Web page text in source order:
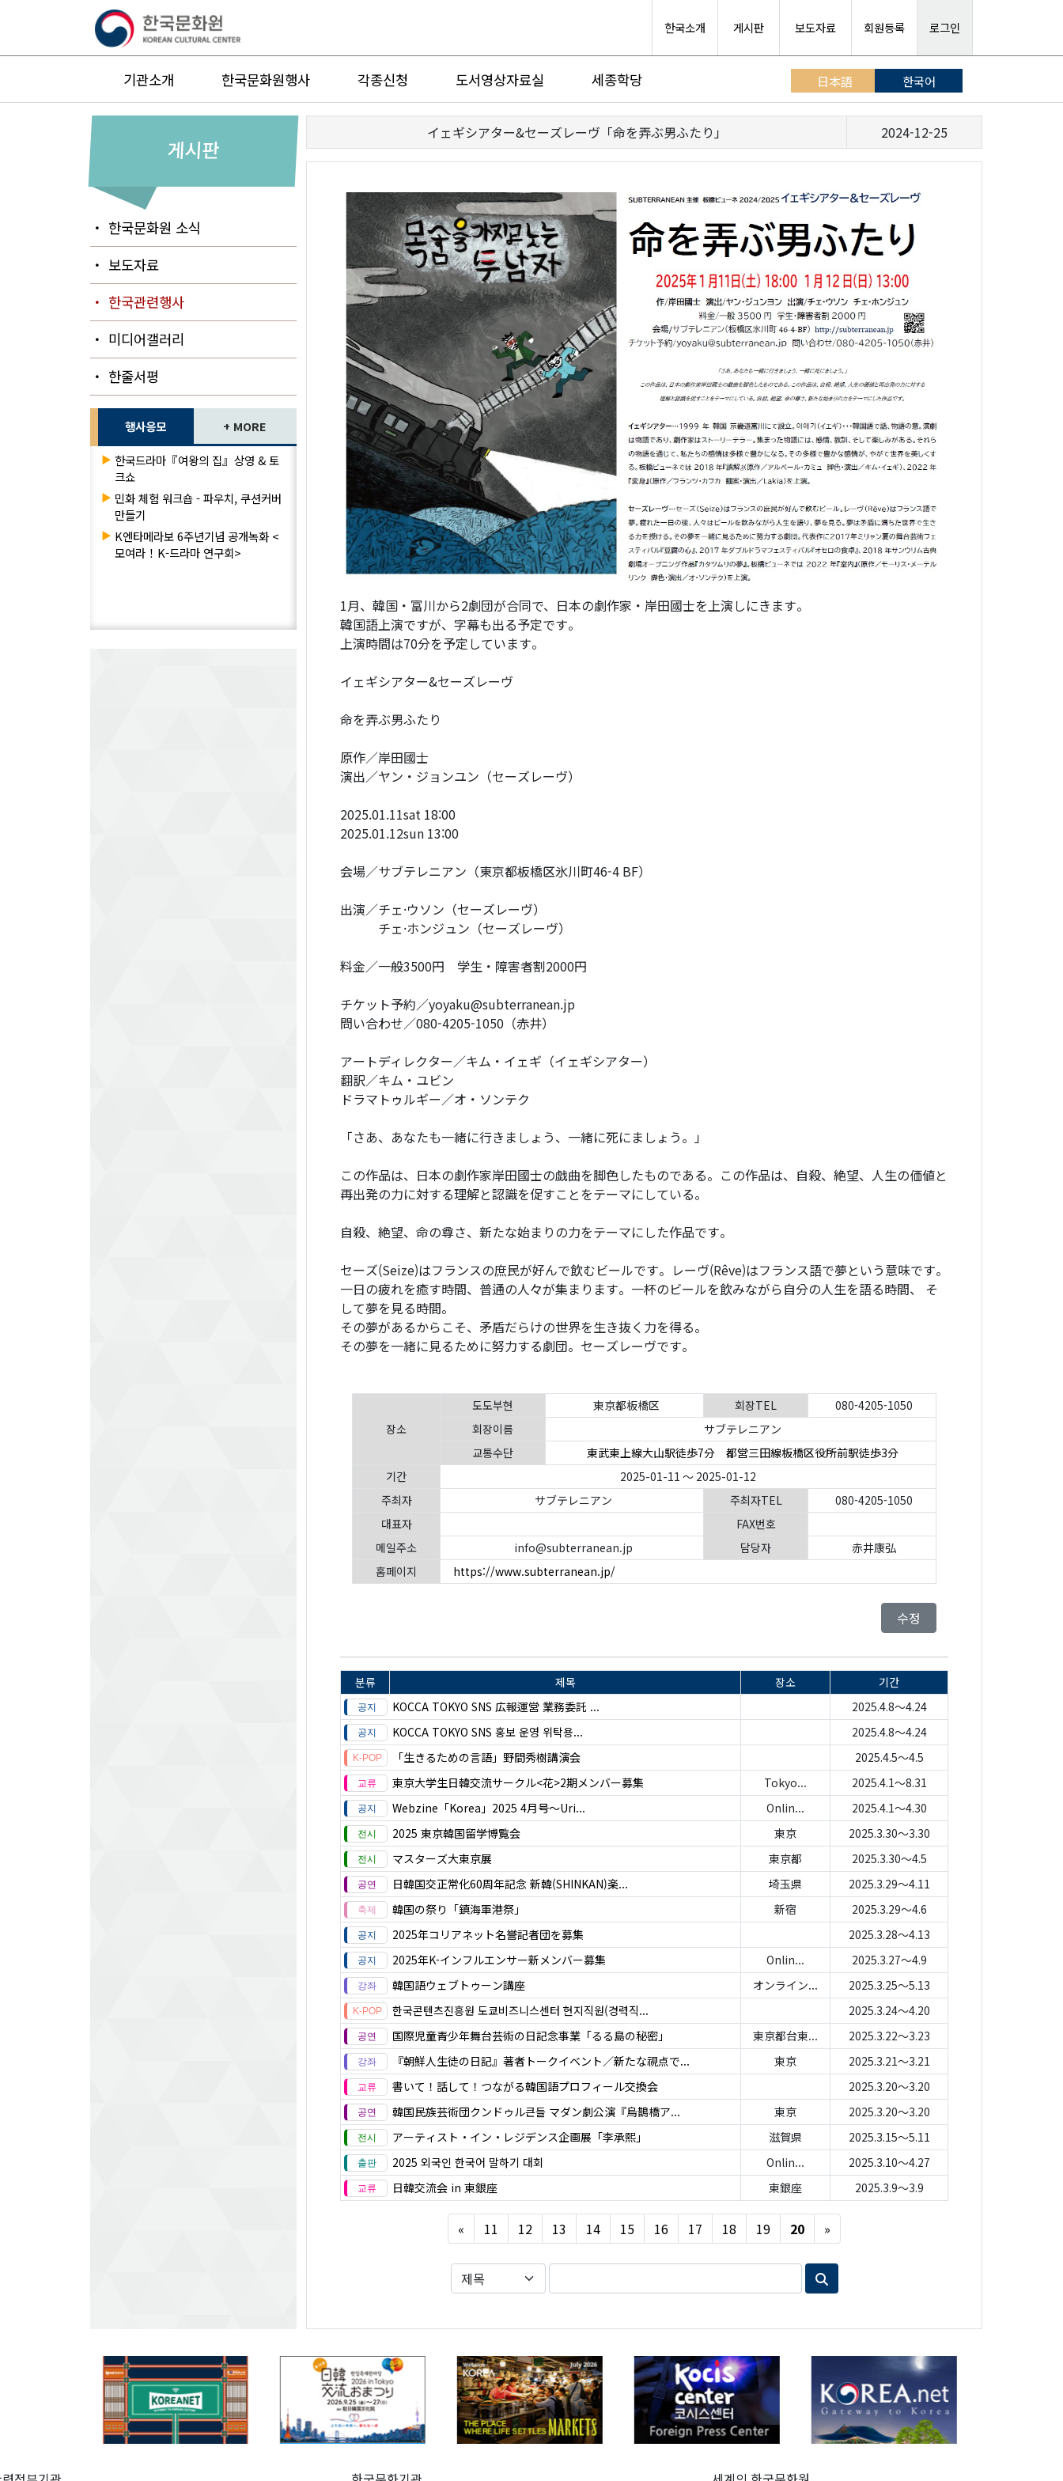
한국소개 게시판 보도자료 회원등록 로그인
기관소개 한국문화원행사 각종신청 도서영상자료실 세종학당 日本語 한국어
게시판
・ 한국문화원 소식
・ 보도자료
・ 한국관련행사
・ 미디어갤러리
・ 한줄서평
행사응모 + MORE
▶ 한국드라마『여왕의 집』상영 & 토
크쇼
▶ 민화 체험 워크숍 - 파우치, 쿠션커버
만들기
▶ K엔타메라보 6주년기념 공개녹화 <
모여라！K-드라마 연구회>
イェギシアター&セーズレーヴ「命を弄ぶ男ふたり」 2024-12-25
1月、韓国・富川から2劇団が合同で、日本の劇作家・岸田國士を上演しにきます。
韓国語上演ですが、字幕も出る予定です。
上演時間は70分を予定しています。
イェギシアター&セーズレーヴ
命を弄ぶ男ふたり
​原作︎︎／岸田國士
演出︎／ヤン・ジョンユン（セーズレーヴ）
​2025.01.11sat 18:00
2025.01.12sun 13:00
会場︎︎／サブテレニアン（東京都板橋区氷川町46-4 BF）
​出演︎／チェ·ウソン（セーズレーヴ）
チェ·ホンジュン（セーズレーヴ）
​料金︎／一般3500円 学生・障害者割2000円
チケット予約︎／yoyaku@subterranean.jp
​問い合わせ／080-4205-1050（赤井）
​アートディレクター／キム・イェギ（イェギシアター）
翻訳／キム・ユビン
ドラマトゥルギー／オ・ソンテク
「さあ、あなたも一緒に行きましょう、一緒に死にましょう。」
この作品は、日本の劇作家岸田國士の戯曲を脚色したものである。この作品は、自殺、絶望、人生の価値と
再出発の力に対する理解と認識を促すことをテーマにしている。
自殺、絶望、命の尊さ、新たな始まりの力をテーマにした作品です。
セーズ(Seize)はフランスの庶民が好んで飲むビールです。レーヴ(Rêve)はフランス語で夢という意味です。
一日の疲れを癒す時間、普通の人々が集まります。一杯のビールを飲みながら自分の人生を語る時間、 そ
して夢を見る時間。
その夢があるからこそ、矛盾だらけの世界を生き抜く力を得る。
その夢を一緒に見るために努力する劇団。セーズレーヴです。
장소
도도부현 東京都板橋区 회장TEL
080-4205-1050
회장이름
サブテレニアン
교통수단
東武東上線大山駅徒歩7分 都営三田線板橋区役所前駅徒歩3分
기간
2025-01-11 ～ 2025-01-12
주최자
サブテレニアン 주최자TEL
080-4205-1050
대표자
FAX번호
메일주소
info@subterranean.jp 담당자
赤井康弘
홈페이지
https://www.subterranean.jp/
수정
분류 제목 장소
기간
KOCCA TOKYO SNS 広報運営 業務委託 ...
2025.4.8～4.24
KOCCA TOKYO SNS 홍보 운영 위탁용...
2025.4.8～4.24
「生きるための言語」野間秀樹講演会
2025.4.5～4.5
東京大学生日韓交流サークル<花>2期メンバー募集
Tokyo...
2025.4.1～8.31
Webzine「Korea」2025 4月号～Uri...
Onlin...
2025.4.1～4.30
2025 東京韓国留学博覧会
東京
2025.3.30～3.30
マスターズ大東京展
東京都
2025.3.30～4.5
日韓国交正常化60周年記念 新韓(SHINKAN)楽...
埼玉県
2025.3.29～4.11
韓国の祭り「鎮海軍港祭」
新宿
2025.3.29～4.6
2025年コリアネット名誉記者団を募集
2025.3.28～4.13
2025年K-インフルエンサー新メンバー募集
Onlin...
2025.3.27～4.9
韓国語ウェブトゥーン講座
オンライン...
2025.3.25～5.13
한국콘텐츠진흥원 도쿄비즈니스센터 현지직원(경력직...
2025.3.24～4.20
国際児童青少年舞台芸術の日記念事業「るる島の秘密」
東京都台東...
2025.3.22～3.23
『朝鮮人生徒の日記』著者トークイベント／新たな視点で...
東京
2025.3.21～3.21
書いて！話して！つながる韓国語プロフィール交換会
2025.3.20～3.20
韓国民族芸術団クンドゥル큰들 マダン劇公演『烏鵲橋ア...
東京
2025.3.20～3.20
アーティスト・イン・レジデンス企画展「李承熙」
滋賀県
2025.3.15～5.11
2025 외국인 한국어 말하기 대회
Onlin...
2025.3.10～4.27
日韓交流会 in 東銀座
東銀座 2025.3.9～3.9
« Previous
11 12 13 14 15 16 17 18 19 20 »